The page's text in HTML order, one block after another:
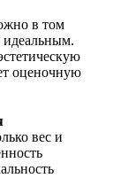
в том
идеальным.
оценочную
вес и